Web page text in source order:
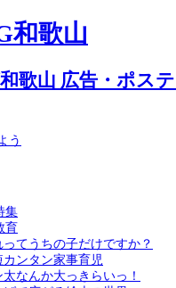
集
育
ってうちの子だけですか？
カンタン家事育児
太なんか大っきらいっ！